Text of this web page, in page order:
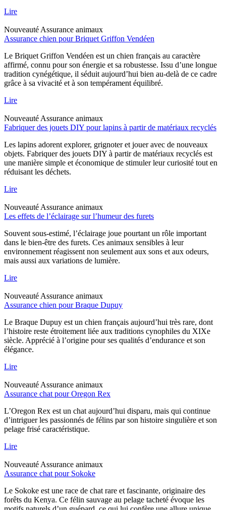
Lire
Nouveauté Assurance animaux
Assurance chien pour Briquet Griffon Vendéen
Le Briquet Griffon Vendéen est un chien français au caractère
affirmé, connu pour son énergie et sa robustesse. Issu d’une longue
tradition cynégétique, il séduit aujourd’hui bien au-delà de ce cadre
grâce à sa vivacité et à son tempérament équilibré.
Lire
Nouveauté Assurance animaux
Fabriquer des jouets DIY pour lapins à partir de matériaux recyclés
Les lapins adorent explorer, grignoter et jouer avec de nouveaux
objets. Fabriquer des jouets DIY à partir de matériaux recyclés est
une manière simple et économique de stimuler leur curiosité tout en
réduisant les déchets.
Lire
Nouveauté Assurance animaux
Les effets de l’éclairage sur l’humeur des furets
Souvent sous-estimé, l’éclairage joue pourtant un rôle important
dans le bien-être des furets. Ces animaux sensibles à leur
environnement réagissent non seulement aux sons et aux odeurs,
mais aussi aux variations de lumière.
Lire
Nouveauté Assurance animaux
Assurance chien pour Braque Dupuy
Le Braque Dupuy est un chien français aujourd’hui très rare, dont
l’histoire reste étroitement liée aux traditions cynophiles du XIXe
siècle. Apprécié à l’origine pour ses qualités d’endurance et son
élégance.
Lire
Nouveauté Assurance animaux
Assurance chat pour Oregon Rex
L’Oregon Rex est un chat aujourd’hui disparu, mais qui continue
d’intriguer les passionnés de félins par son histoire singulière et son
pelage frisé caractéristique.
Lire
Nouveauté Assurance animaux
Assurance chat pour Sokoke
Le Sokoke est une race de chat rare et fascinante, originaire des
forêts du Kenya. Ce félin sauvage au pelage tacheté évoque les